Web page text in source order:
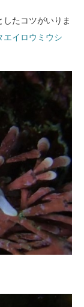
たコツがいりま
エイロウミウシ